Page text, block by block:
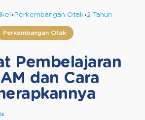
Perkembangan Otak 2 Tahun
Perkembangan Otak
Pembelajaran
dan Cara